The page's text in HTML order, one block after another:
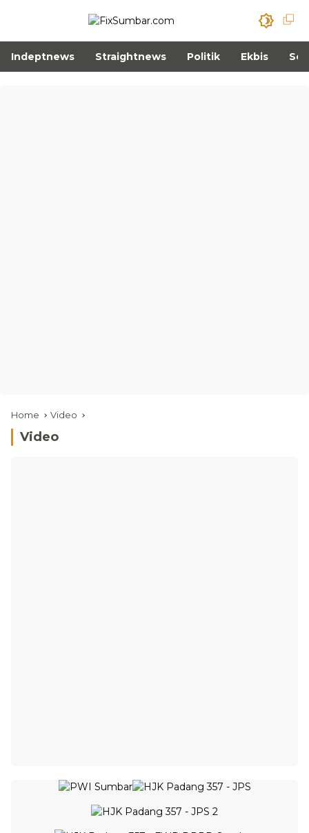
Indeptnews Straightnews Politik Ekbis
Home Video
Video